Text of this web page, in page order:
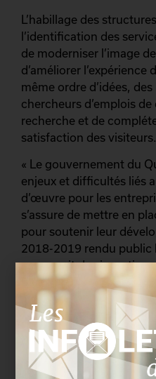
L’habillage des
l’identification des
de moderniser l’image
d’améliorer l’expérience
même ordre d’idées,
chercheurs d’emplois
recherche et de
satisfaction des visiteurs.
« Le gouvernement du
enjeux et difficultés liés
d’œuvre pour les
s’assure de mettre en
pour soutenir leur
2018-2019 rendu public
annonçait des
millions de dollars pour
Stratégie nationale sur
dévoilée
proposera des mesures
répondre aux besoins
Québec », a indiqué le